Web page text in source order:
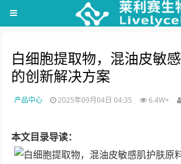
白细胞提取物，混油皮敏
的创新解决方案
产品中心 2025年09月04日 04:35 6.4W+
本文目录导读：